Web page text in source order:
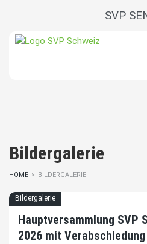
SVP
Bildergalerie
HOME > BILDERGALERIE
Bildergalerie
Hauptversammlung SVP
2026 mit